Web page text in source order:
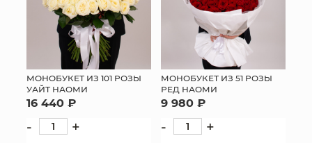
МОНОБУКЕТ ИЗ 101 РОЗЫ
УАЙТ НАОМИ
16 440 ₽
- +
МОНОБУКЕТ ИЗ 51 РОЗЫ
РЕД НАОМИ
9 980 ₽
- +